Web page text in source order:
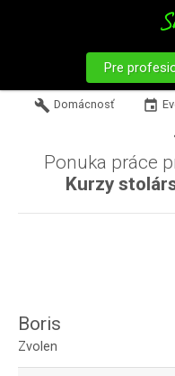
Pre
build Domácnosť event
Ponuka práce
Kurzy
Boris
Zvolen